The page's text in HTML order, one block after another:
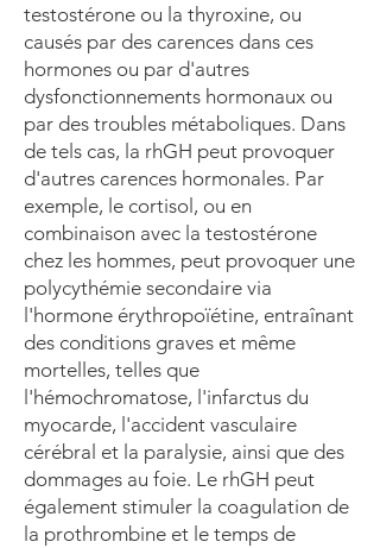
testostérone ou la thyroxine, ou
causés par des carences dans ces
hormones ou par d'autres
dysfonctionnements hormonaux ou
par des troubles métaboliques. Dans
de tels cas, la rhGH peut provoquer
d'autres carences hormonales. Par
exemple, le cortisol, ou en
combinaison avec la testostérone
chez les hommes, peut provoquer une
polycythémie secondaire via
l'hormone érythropoïétine, entraînant
des conditions graves et même
mortelles, telles que
l'hémochromatose, l'infarctus du
myocarde, l'accident vasculaire
cérébral et la paralysie, ainsi que des
dommages au foie. Le rhGH peut
également stimuler la coagulation de
la prothrombine et le temps de